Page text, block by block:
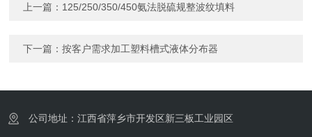
上一篇： 125/250/350/450氨法脱硫规整波纹填料
下一篇：按客户需求加工塑料槽式液体分布器
公司地址：江西省萍乡市开发区新三板工业园区